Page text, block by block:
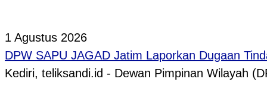
1 Agustus 2026
DPW SAPU JAGAD Jatim Laporkan Dugaan
Kediri, teliksandi.id - Dewan Pimpinan Wilayah